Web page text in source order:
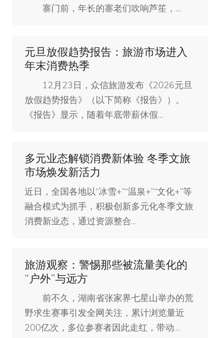
寨门前，年长的寨老们吹响芦笙，…
元旦放假趋势报告：旅游市场进入
年末消费热季
12月23日，众信旅游发布《2026元旦
放假趋势报告》（以下简称《报告》）。
《报告》显示，随着年底带薪休假…
多元业态解锁消费新体验 冬季文旅
市场焕发新活力
近日，全国各地以“冰雪+”“温泉+”“文化+”等
融合模式为抓手，积极创新多元化冬季文旅
消费新业态，通过资源整合…
旅游观察：警惕那些被流量美化的
“户外”与远方
前不久，湖南省张家界七星山举办的荒
野求生赛事引发全网关注，累计浏览量近
200亿次，多位参赛者因此走红，带动…